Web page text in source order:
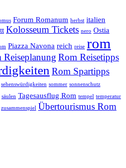
Forum Romanum herbst italien
Kolosseum Tickets nero Ostia
Piazza Navona reich reise rom
Reiseplanung Rom Reisetipps
Rom Spartipps
sehenswürdigkeiten sommer sonnenschutz
säulen Tagesausflug Rom tempel temperatur
zusammenspiel Übertourismus Rom